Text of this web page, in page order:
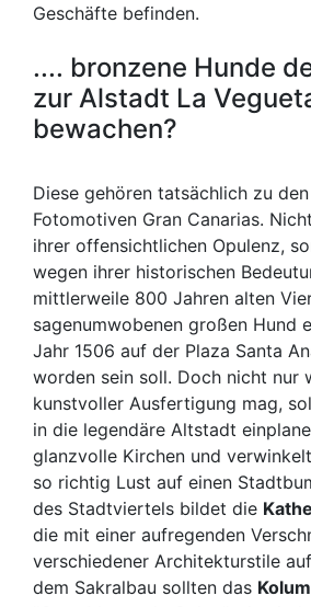
Geschäfte befinden.
.... bronzene Hunde
zur Alstadt La
bewachen?
Diese gehören tatsächlich zu
Fotomotiven Gran Canarias.
ihrer offensichtlichen Opulenz,
wegen ihrer historischen
mittlerweile 800 Jahren alten
sagenumwobenen großen Hund
Jahr 1506 auf der Plaza Santa
worden sein soll. Doch nicht nur
kunstvoller Ausfertigung mag,
in die legendäre Altstadt
glanzvolle Kirchen und
so richtig Lust auf einen
des Stadtviertels bildet die
die mit einer aufregenden
verschiedener Architekturstile
dem Sakralbau sollten das